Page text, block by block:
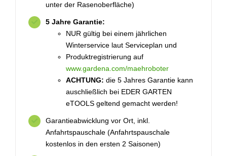
unter der Rasenoberfläche)
5 Jahre Garantie:
NUR gültig bei einem jährlichen
Winterservice laut Serviceplan und
Produktregistrierung auf
www.gardena.com/maehroboter
ACHTUNG: die 5 Jahres Garantie kann
auschließlich bei EDER GARTEN
eTOOLS geltend gemacht werden!
Garantieabwicklung vor Ort, inkl.
Anfahrtspauschale (Anfahrtspauschale
kostenlos in den ersten 2 Saisonen)